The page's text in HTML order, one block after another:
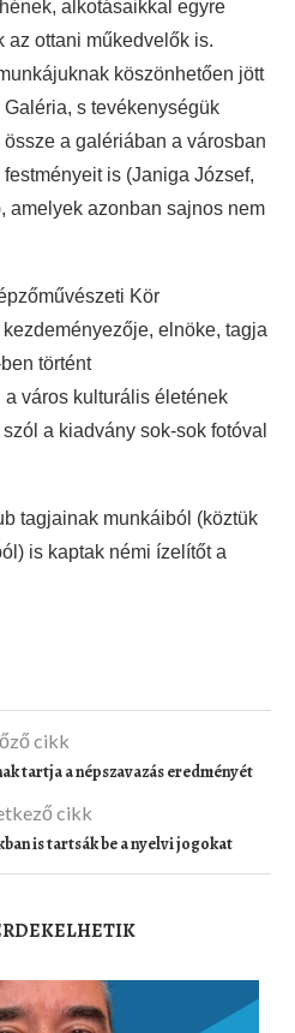
alkotásaikkal egyre
az ottani műkedvelők is.
köszönhetően jött
s tevékenységük
a galériában a városban
is (Janiga József,
amelyek azonban sajnos nem
Kör
elnöke, tagja
történt
város kulturális életének
a kiadvány sok-sok fotóval
tagjainak munkáiból (köztük
is kaptak némi ízelítőt a
cikk
tartja a népszavazás eredményét
cikk
is tartsák be a nyelvi jogokat